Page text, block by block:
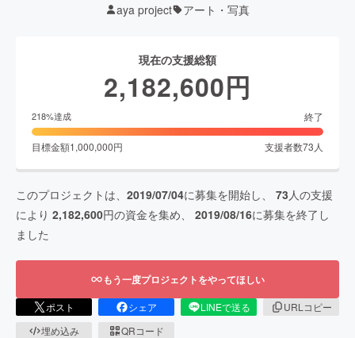
aya project アート・写真
現在の支援総額
2,182,600円
218%達成 終了
目標金額1,000,000円 支援者数73 人
このプロジェクトは、 2019/07/04に募集を開始し、 73 人の支援
により 2,182,600円の資金を集め、 2019/08/16に募集を終了し
ました
もう一度プロジェクトをやってほしい
ポスト シェア LINEで送る
URLコピー
埋め込み
QRコード